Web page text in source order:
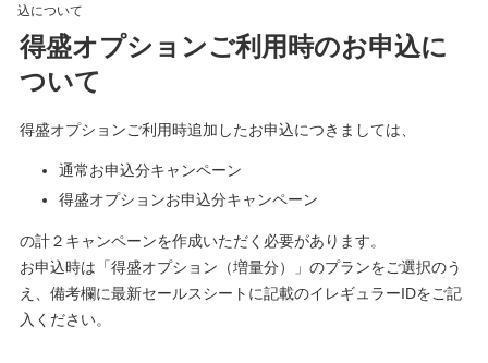
込について
得盛オプションご利用時のお申込に
ついて
得盛オプションご利用時追加したお申込につきましては、
通常お申込分キャンペーン
得盛オプションお申込分キャンペーン
の計２キャンペーンを作成いただく必要があります。
お申込時は「得盛オプション（増量分）」のプランをご選択のう
え、備考欄に最新セールスシートに記載のイレギュラーIDをご記
入ください。